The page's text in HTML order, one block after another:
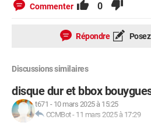
Commenter 0
Répondre
Discussions similaires
disque dur et bbox
t671 - 10 mars 2025 à 15:25
CCMBot- 11 mars 2025 à 17:29